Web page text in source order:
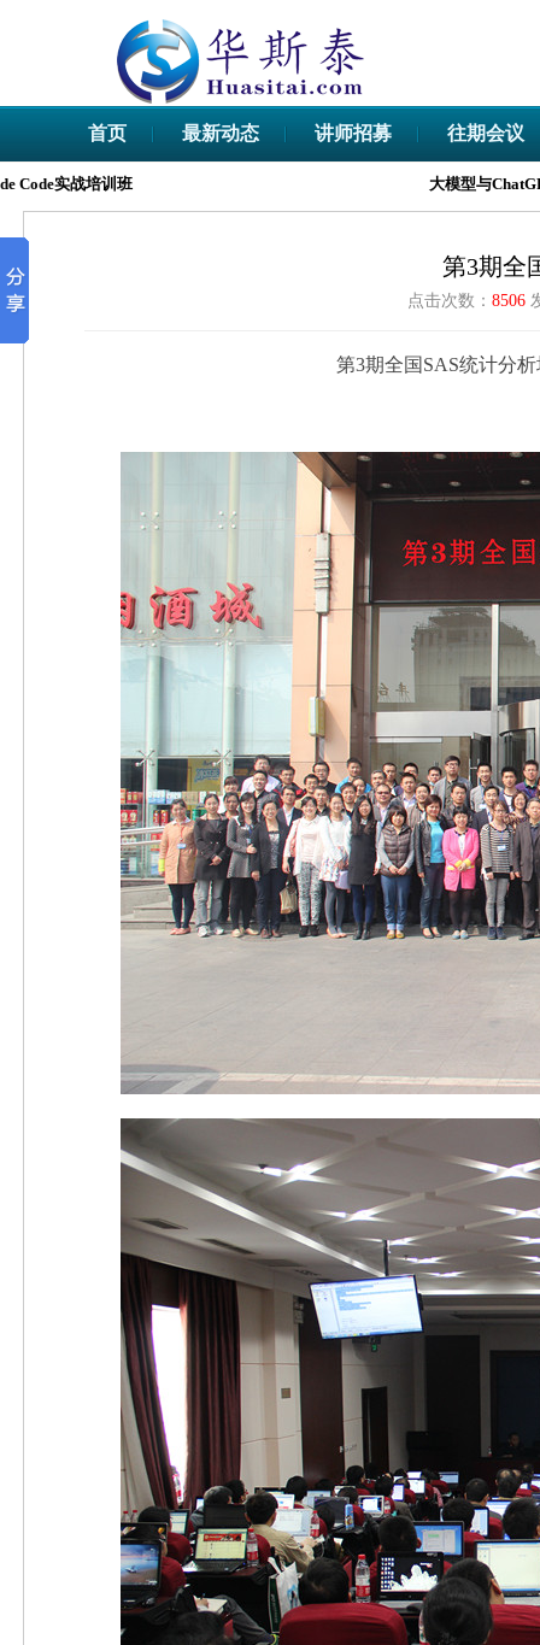
首页 最新动态 讲师招募 往期会议
实战培训班 大模型与ChatGPT科
第3期全
点击次数： 8506
第3期全国SAS统计分